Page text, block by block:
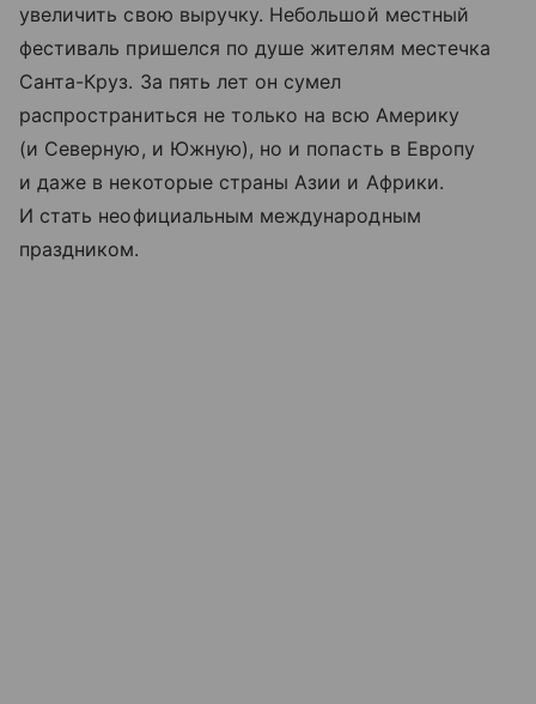
увеличить свою выручку. Небольшой местный
фестиваль пришелся по душе жителям местечка
Санта-Круз. За пять лет он сумел
распространиться не только на всю Америку
(и Северную, и Южную), но и попасть в Европу
и даже в некоторые страны Азии и Африки.
И стать неофициальным международным
праздником.